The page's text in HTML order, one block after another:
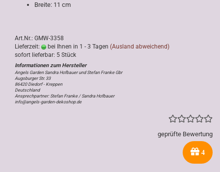
Breite: 11 cm
Art.Nr.: GMW-3358
Lieferzeit:
bei Ihnen in 1 - 3 Tagen (Ausland abweichend)
sofort lieferbar: 5 Stück
Angels Garden Sandra Hofbauer und Stefan Franke Gbr
Augsburger Str. 33
86420 Diedorf - Kreppen
Deutschland
Ansprechpartner: Stefan Franke / Sandra Hofbauer
info@angels-garden-dekoshop.de
geprüfte Bewertung
4